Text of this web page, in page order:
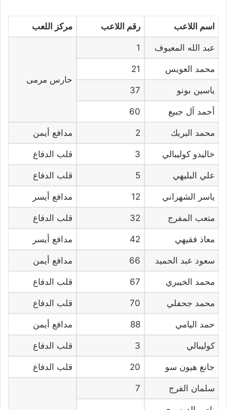
اسم اللاعب رقم اللاعب مركز اللعب
عبد الله المعيوف 1
حارس مرمى
محمد العويس 21
ياسين بونو 37
أحمد آل جبيع 60
محمد البريك 2 مدافع أيمن
خاليدو كوليبالي 3 قلب الدفاع
علي البليهي 5 قلب الدفاع
ياسر الشهراني 12 مدافع أيسر
متعب المفرج 32 قلب الدفاع
معاذ فقيهي 42 مدافع أيسر
سعود عبد الحميد 66 مدافع أيمن
محمد الخيبري 67 قلب الدفاع
محمد جحفلي 70 قلب الدفاع
حمد اليامي 88 مدافع أيمن
كوليبالي 3 قلب الدفاع
جانغ هيون سو 20 قلب الدفاع
سلمان الفرج 7